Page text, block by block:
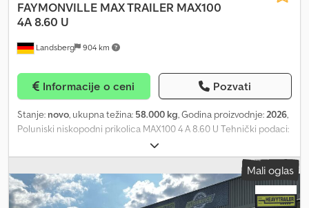
Landsberg 904 km
FAYMONVILLE MAX TRAILER MAX100
4A 8.60 U
Informacije o ceni Pozvati
Stanje: novo, ukupna težina: 58.000 kg, Godina proizvodnje:2026,
Poluniski niskopodni prikolica MAX100 4 A 8.60 U Tehnički podaci:
Brzina: 80 km/h Ukupna težina: 60.800 kg Sedlena opterećenost:
18.000 kg Osovinsko opterećenje: 42.800 kg Tara Nosivost Dužina
labudovog vrata: 3.850 mm Visina sedla pod opterećenjem: 1.250
mm Dužina utovarne površine: 8.600 mm Izvlačenje: do 5.400 mm
Međuosovinsko rastojanje: 1.360 mm Radijus okretanja pozadi:
Mali oglas